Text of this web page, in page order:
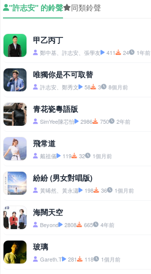
"許志安" 的鈴聲 同類鈴聲
甲乙丙丁
鄭中基、許志安、張學友 411 24 1年前
唯獨你是不可取替
許志安、鄭秀文 58 3 8個月前
青花瓷粵語版
SimYee陳芯怡 2986 750 2年前
飛常道
戴祖儀 119 32 1個月前
紛紛 (男女對唱版)
黃晞然、黃永瀟 198 36 1個月前
海闊天空
Beyond 2808 665 4年前
玻璃
Gareth.T 281 118 1個月前